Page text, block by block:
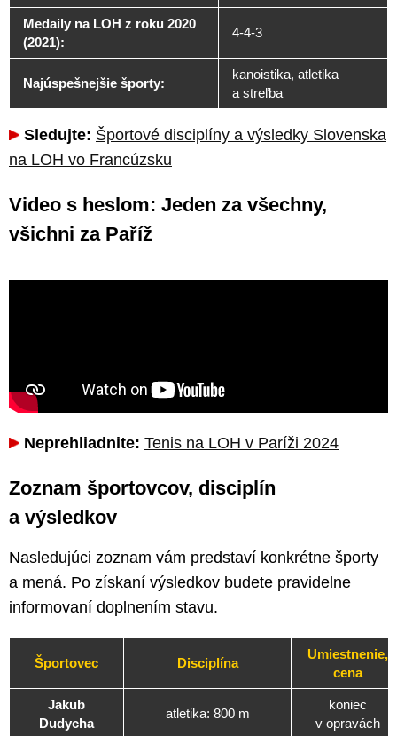
Medaily na LOH z roku 2020
(2021):
4-4-3
Najúspešnejšie športy:
kanoistika, atletika
a streľba
Sledujte: Športové disciplíny a výsledky Slovenska
na LOH vo Francúzsku
Video s heslom: Jeden za všechny,
všichni za Paříž
Neprehliadnite: Tenis na LOH v Paríži 2024
Zoznam športovcov, disciplín
a výsledkov
Nasledujúci zoznam vám predstaví konkrétne športy
a mená. Po získaní výsledkov budete pravidelne
informovaní doplnením stavu.
Športovec Disciplína
Umiestnenie,
cena
Jakub
Dudycha
atletika: 800 m
koniec
v opravách